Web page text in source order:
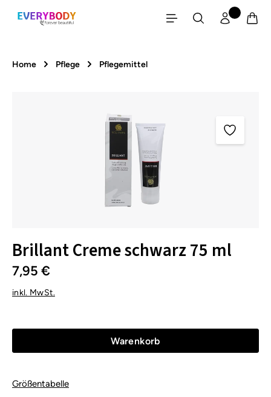
Zum Hauptinhalt springen
Home Pflege Pflegemittel
Brillant Creme schwarz 75 ml
7,95 €
inkl. MwSt.
Warenkorb
Größentabelle